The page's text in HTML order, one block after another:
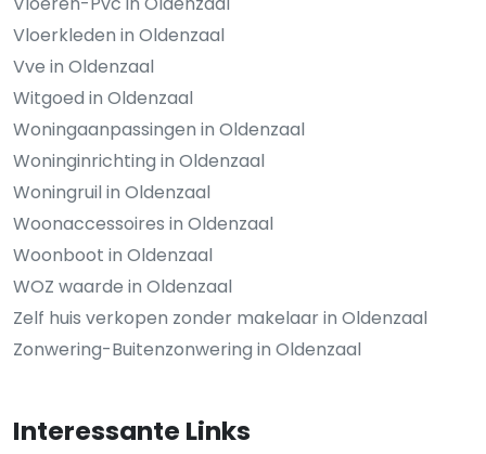
Vloerkleden in Oldenzaal
Vve in Oldenzaal
Witgoed in Oldenzaal
Woningaanpassingen in Oldenzaal
Woninginrichting in Oldenzaal
Woningruil in Oldenzaal
Woonaccessoires in Oldenzaal
Woonboot in Oldenzaal
WOZ waarde in Oldenzaal
Zelf huis verkopen zonder makelaar in Oldenzaal
Zonwering-Buitenzonwering in Oldenzaal
Interessante Links